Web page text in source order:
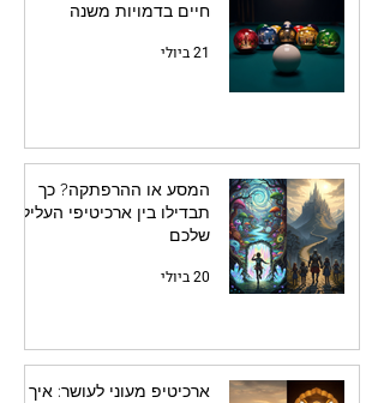
חיים בדמויות משנה
21 ביולי
המסע או ההרפתקה? כך
תבדילו בין ארכיטיפי העלילה
שלכם
20 ביולי
ארכיטיפ מעוני לעושר: איך